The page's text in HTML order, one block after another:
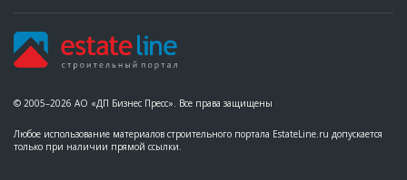
© 2005–2026 АО «ДП Бизнес Пресс». Все права защищены
Любое использование материалов строительного портала EstateLine.ru допускается
только при наличии прямой ссылки.